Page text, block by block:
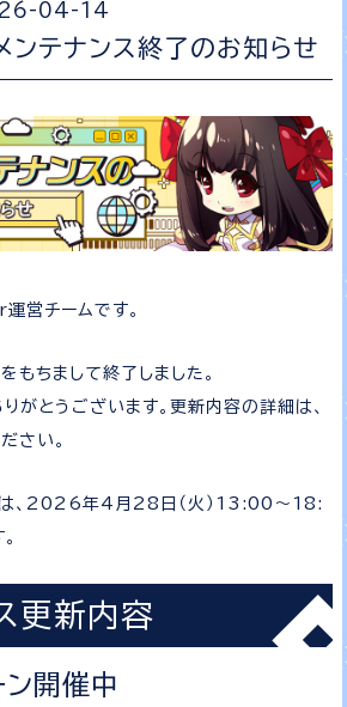
04-14
ンテナンス終了のお知らせ
チームです。
ちまして終了しました。
がとうございます。更新内容の詳細は、
さい。
は、2026年4月28日（火）13:00～18:
更新内容
ン開催中